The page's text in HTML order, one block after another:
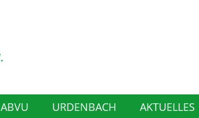
ABVU URDENBACH AKTUELLES